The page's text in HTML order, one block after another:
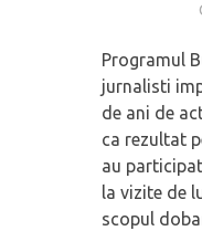
Programul
jurnalisti
de ani de
ca rezultat
au
la vizite de
scopul